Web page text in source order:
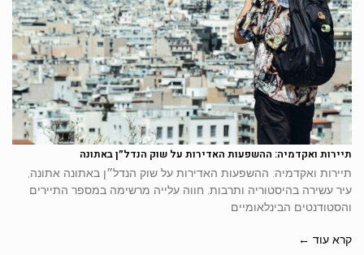
תיירות ואקדמיה: ההשפעות האדירות על שוק הנדל״ן באתונה
תיירות ואקדמיה: ההשפעות האדירות על שוק הנדל״ן באתונה אתונה,
עיר עשירה בהיסטוריה ותרבות, חווה עלייה מרשימה במספר התיירים
והסטודנטים הבינלאומיים
קרא עוד ←